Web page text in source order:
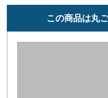
この商品は丸